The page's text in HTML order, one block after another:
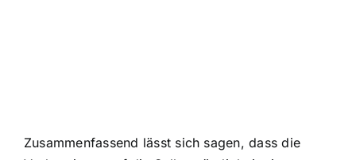
Zusammenfassend lässt sich sagen, dass die